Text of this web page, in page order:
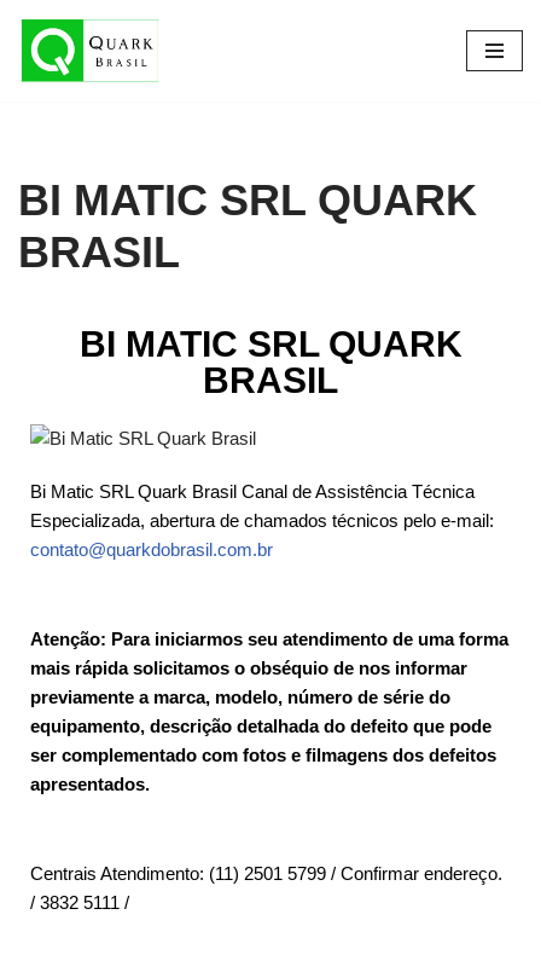
Pular
BI MATIC SRL QUARK
BRASIL​
BI MATIC SRL QUARK
BRASIL
Bi Matic SRL Quark Brasil Canal de Assistência Técnica
Especializada, abertura de chamados técnicos pelo e-mail:
contato@quarkdobrasil.com.br
Atenção: Para iniciarmos seu atendimento de uma forma
mais rápida solicitamos o obséquio de nos informar
previamente a marca, modelo, número de série do
equipamento, descrição detalhada do defeito que pode
ser complementado com fotos e filmagens dos defeitos
apresentados.
Centrais Atendimento: (11) 2501 5799 / Confirmar endereço.
/ 3832 5111 /